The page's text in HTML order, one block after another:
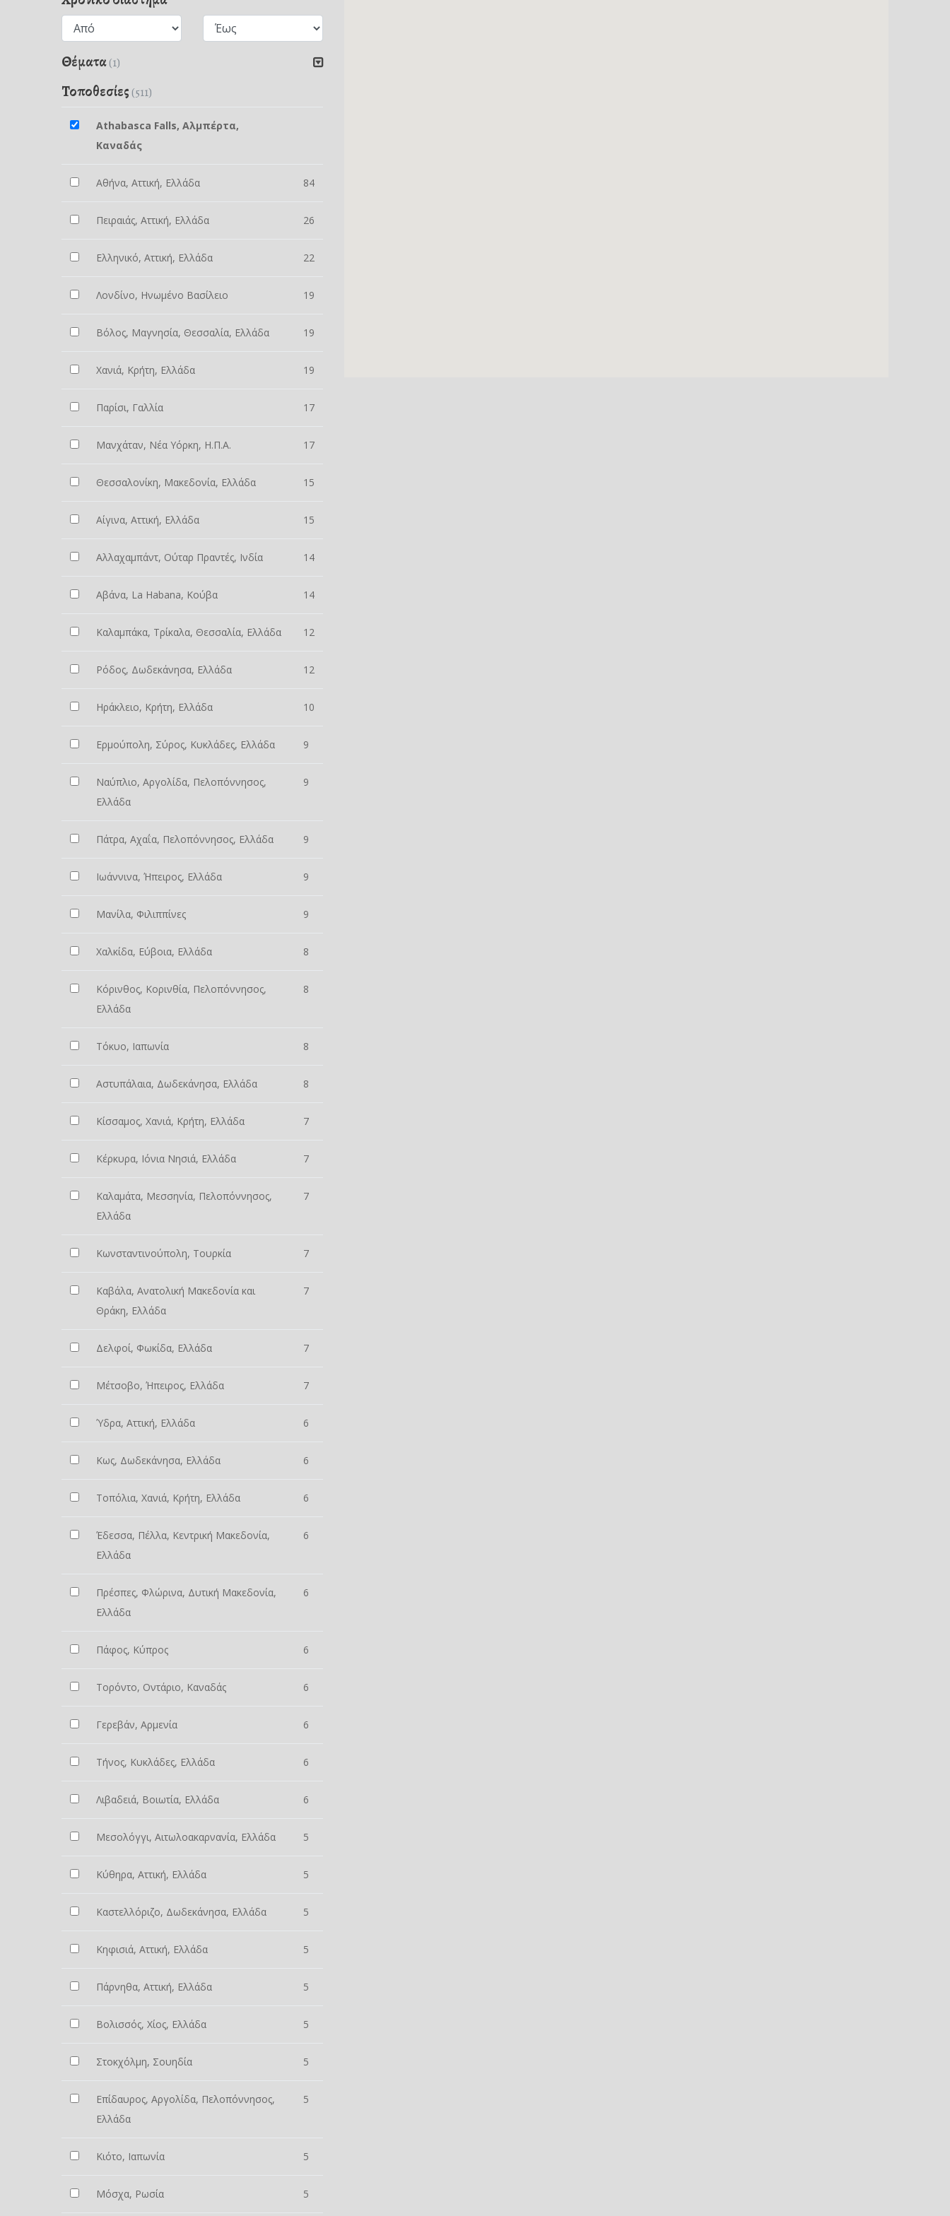
Θέματα(1)
Τοποθεσίες (511)
Athabasca Falls, Αλμπέρτα,
Καναδάς
Αθήνα, Αττική, Ελλάδα 84
Πειραιάς, Αττική, Ελλάδα 26
Ελληνικό, Αττική, Ελλάδα 22
Λονδίνο, Ηνωμένο Βασίλειο 19
Βόλος, Μαγνησία, Θεσσαλία, Ελλάδα 19
Χανιά, Κρήτη, Ελλάδα 19
Παρίσι, Γαλλία 17
Μανχάταν, Νέα Υόρκη, Η.Π.Α. 17
Θεσσαλονίκη, Μακεδονία, Ελλάδα 15
Αίγινα, Αττική, Ελλάδα 15
Αλλαχαμπάντ, Ούταρ Πραντές, Ινδία 14
Αβάνα, La Habana, Κούβα 14
Καλαμπάκα, Τρίκαλα, Θεσσαλία, Ελλάδα 12
Ρόδος, Δωδεκάνησα, Ελλάδα 12
Ηράκλειο, Κρήτη, Ελλάδα 10
Ερμούπολη, Σύρος, Κυκλάδες, Ελλάδα 9
Ναύπλιο, Αργολίδα, Πελοπόννησος,
Ελλάδα
9
Πάτρα, Αχαΐα, Πελοπόννησος, Ελλάδα 9
Ιωάννινα, Ήπειρος, Ελλάδα 9
Μανίλα, Φιλιππίνες 9
Χαλκίδα, Εύβοια, Ελλάδα 8
Κόρινθος, Κορινθία, Πελοπόννησος,
Ελλάδα
8
Τόκυο, Ιαπωνία 8
Αστυπάλαια, Δωδεκάνησα, Ελλάδα 8
Κίσσαμος, Χανιά, Κρήτη, Ελλάδα 7
Κέρκυρα, Ιόνια Νησιά, Ελλάδα 7
Καλαμάτα, Μεσσηνία, Πελοπόννησος,
Ελλάδα
7
Κωνσταντινούπολη, Τουρκία 7
Καβάλα, Ανατολική Μακεδονία και
Θράκη, Ελλάδα
7
Δελφοί, Φωκίδα, Ελλάδα 7
Μέτσοβο, Ήπειρος, Ελλάδα 7
Ύδρα, Αττική, Ελλάδα 6
Κως, Δωδεκάνησα, Ελλάδα 6
Τοπόλια, Χανιά, Κρήτη, Ελλάδα 6
Έδεσσα, Πέλλα, Κεντρική Μακεδονία,
Ελλάδα
6
Πρέσπες, Φλώρινα, Δυτική Μακεδονία,
Ελλάδα
6
Πάφος, Κύπρος 6
Τορόντο, Οντάριο, Καναδάς 6
Γερεβάν, Αρμενία 6
Τήνος, Κυκλάδες, Ελλάδα 6
Λιβαδειά, Βοιωτία, Ελλάδα 6
Μεσολόγγι, Αιτωλοακαρνανία, Ελλάδα 5
Κύθηρα, Αττική, Ελλάδα 5
Καστελλόριζο, Δωδεκάνησα, Ελλάδα 5
Κηφισιά, Αττική, Ελλάδα 5
Πάρνηθα, Αττική, Ελλάδα 5
Βολισσός, Χίος, Ελλάδα 5
Στοκχόλμη, Σουηδία 5
Επίδαυρος, Αργολίδα, Πελοπόννησος,
Ελλάδα
5
Κιότο, Ιαπωνία 5
Μόσχα, Ρωσία 5